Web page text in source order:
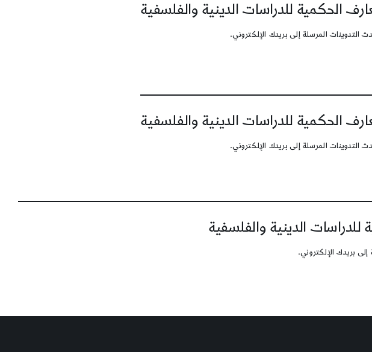
الحكمية للدراسات الدينية والفلسفية
التدوينات المرسلة إلى بريدك الإلكتروني.
الحكمية للدراسات الدينية والفلسفية
التدوينات المرسلة إلى بريدك الإلكتروني.
الدينية والفلسفية
بريدك الإلكتروني.